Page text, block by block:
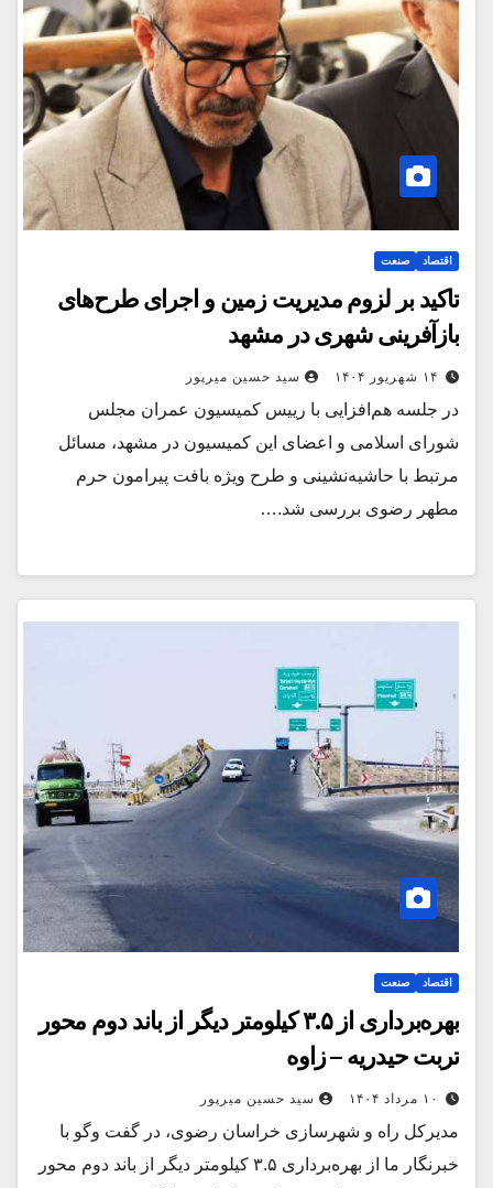
اقتصاد صنعت
تاکید بر لزوم مدیریت زمین و اجرای طرح‌های
بازآفرینی شهری در مشهد
۱۴ شهریور ۱۴۰۴ سید حسین میرپور
در جلسه هم‌افزایی با رییس کمیسیون عمران مجلس
شورای اسلامی و اعضای این کمیسیون در مشهد، مسائل
مرتبط با حاشیه‌نشینی و طرح ویژه بافت پیرامون حرم
مطهر رضوی بررسی شد.…
اقتصاد صنعت
بهره‌برداری از ۳.۵ کیلومتر دیگر از باند دوم محور
تربت حیدریه – زاوه
۱۰ مرداد ۱۴۰۴ سید حسین میرپور
مدیرکل راه و شهرسازی خراسان رضوی، در گفت‌ وگو با
خبرنگار ما از بهره‌برداری ۳.۵ کیلومتر دیگر از باند دوم محور